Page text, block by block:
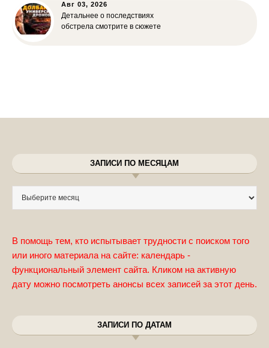
Авг 03, 2026
Детальнее о последствиях
обстрела смотрите в сюжете
ЗАПИСИ ПО МЕСЯЦАМ
В помощь тем, кто испытывает трудности с поиском того
или иного материала на сайте: календарь -
функциональный элемент сайта. Кликом на активную
дату можно посмотреть анонсы всех записей за этот день.
ЗАПИСИ ПО ДАТАМ